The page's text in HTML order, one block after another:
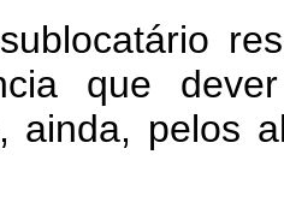
que
ainda, pelos